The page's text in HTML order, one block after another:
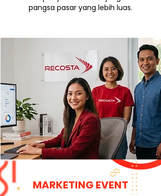
pangsa pasar yang lebih luas.
MARKETING EVENT